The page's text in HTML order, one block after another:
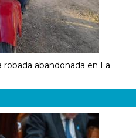
abandonada en La